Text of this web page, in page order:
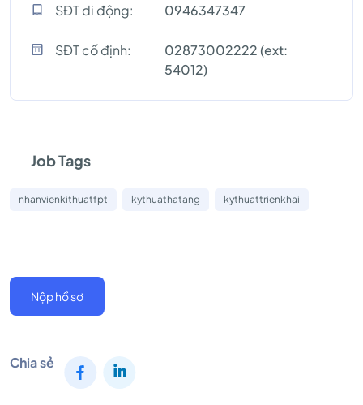
SĐT di động: 0946347347
SĐT cố định:
02873002222 (ext:
54012)
Job Tags
nhanvienkithuatfpt kythuathatang kythuattrienkhai
Nộp hồ sơ
Chia sẻ